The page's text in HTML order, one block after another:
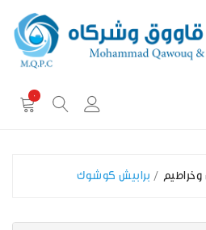
0
وخراطيم برابيش كوشوك